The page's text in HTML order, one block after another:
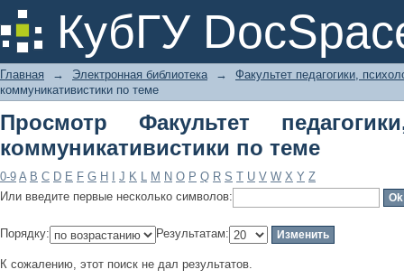
КубГУ
Просмотр Факультет педагогики,
Главная → Электронная библиотека →
Факультет педагогики,
коммуникативистики по теме
Просмотр Факультет
коммуникативистики по теме
0-9 A B C D E F G H J K L M N O P Q R S T U V W X Y Z
Или введите первые несколько символов:
Порядку: Результатам:
К сожалению, этот поиск не дал результатов.